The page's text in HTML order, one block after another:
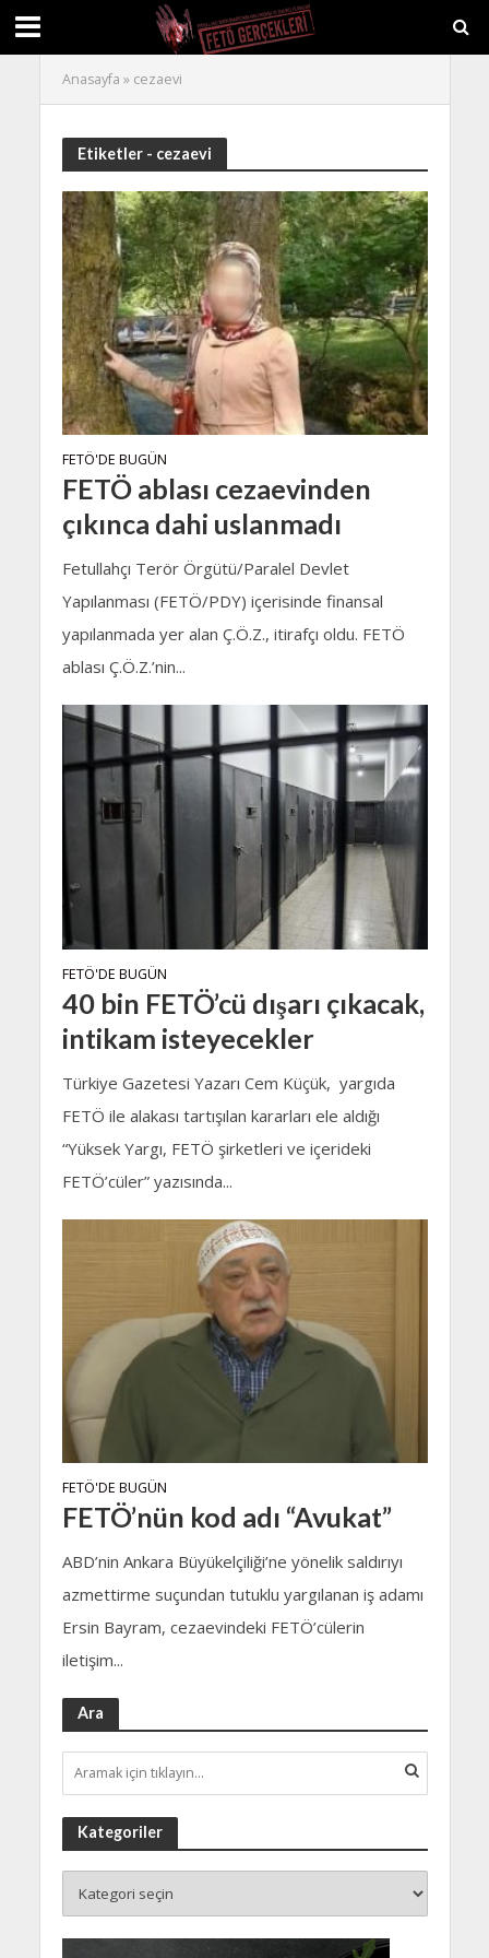
Anasayfa » cezaevi
Etiketler - cezaevi
FETÖ'DE BUGÜN
FETÖ ablası cezaevinden
çıkınca dahi uslanmadı
Fetullahçı Terör Örgütü/Paralel Devlet
Yapılanması (FETÖ/PDY) içerisinde finansal
yapılanmada yer alan Ç.Ö.Z., itirafçı oldu. FETÖ
ablası Ç.Ö.Z.’nin...
FETÖ'DE BUGÜN
40 bin FETÖ’cü dışarı çıkacak,
intikam isteyecekler
Türkiye Gazetesi Yazarı Cem Küçük, yargıda
FETÖ ile alakası tartışılan kararları ele aldığı
“Yüksek Yargı, FETÖ şirketleri ve içerideki
FETÖ’cüler” yazısında...
FETÖ'DE BUGÜN
FETÖ’nün kod adı “Avukat”
ABD’nin Ankara Büyükelçiliği’ne yönelik saldırıyı
azmettirme suçundan tutuklu yargılanan iş adamı
Ersin Bayram, cezaevindeki FETÖ’cülerin
iletişim...
Ara
Kategoriler